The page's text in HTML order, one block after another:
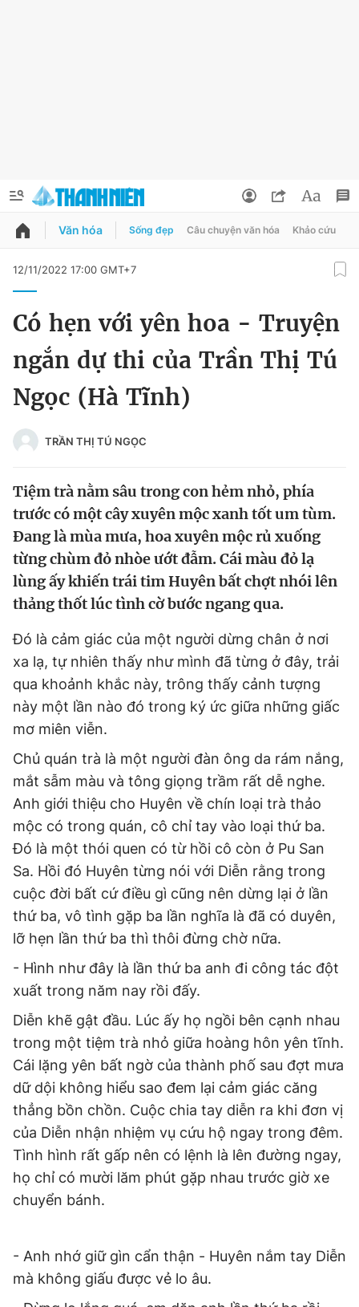
QUẢNG CÁO
Chuyên mục
Chuyên mục khác
Chào ngày mới Tin 24h
Video Magazine
Sản phẩm khác
Tiện ích Bạn cần biết
Thông tin tòa soạn Liên hệ quảng cáo
Đọc Thanh Niên trên điện thoại
Theo dõi báo trên
Hotline
0906 645 777
Liên hệ quảng cáo
0908 780 404
Quảng cáo Chính sách bảo
Phó tổng biên tập thường trực: Hải Thành
Phó tổng biên tập: Lâm Hiếu Dũng
Phó tổng biên tập: Trần Việt Hưng
Tổng thư ký tòa soạn: Đức Trung
Giấy phép xuất bản số 110/GP - BTTTT cấp ngày 24.3.2020
© 2003-2026 Bản quyền thuộc về Báo Thanh Niên. Cấm sao
chép dưới mọi hình thức nếu không có sự chấp thuận bằng văn
bản. Phát triển bởi ePi Technologies, JSC.
Đổi mật khẩu
Tin đã lưu
Tin đã xem
Đăng xuất
Văn hóa Sống đẹp Câu chuyện văn hóa Khảo cứu
12/11/2022 17:00 GMT+7
Có hẹn với yên hoa - Truyện
ngắn dự thi của Trần Thị Tú
Ngọc (Hà Tĩnh)
TRẦN THỊ TÚ NGỌC
Tiệm trà nằm sâu trong con hẻm nhỏ, phía
trước có một cây xuyên mộc xanh tốt um tùm.
Đang là mùa mưa, hoa xuyên mộc rủ xuống
từng chùm đỏ nhòe ướt đẫm. Cái màu đỏ lạ
lùng ấy khiến trái tim Huyên bất chợt nhói lên
thảng thốt lúc tình cờ bước ngang qua.
Đó là cảm giác của một người dừng chân ở nơi
xa lạ, tự nhiên thấy như mình đã từng ở đây, trải
qua khoảnh khắc này, trông thấy cảnh tượng
này một lần nào đó trong ký ức giữa những giấc
mơ miên viễn.
Chủ quán trà là một người đàn ông da rám nắng,
mắt sẫm màu và tông giọng trầm rất dễ nghe.
Anh giới thiệu cho Huyên về chín loại trà thảo
mộc có trong quán, cô chỉ tay vào loại thứ ba.
Đó là một thói quen có từ hồi cô còn ở Pu San
Sa. Hồi đó Huyên từng nói với Diễn rằng trong
cuộc đời bất cứ điều gì cũng nên dừng lại ở lần
thứ ba, vô tình gặp ba lần nghĩa là đã có duyên,
lỡ hẹn lần thứ ba thì thôi đừng chờ nữa.
- Hình như đây là lần thứ ba anh đi công tác đột
xuất trong năm nay rồi đấy.
Diễn khẽ gật đầu. Lúc ấy họ ngồi bên cạnh nhau
trong một tiệm trà nhỏ giữa hoàng hôn yên tĩnh.
Cái lặng yên bất ngờ của thành phố sau đợt mưa
dữ dội không hiểu sao đem lại cảm giác căng
thẳng bồn chồn. Cuộc chia tay diễn ra khi đơn vị
của Diễn nhận nhiệm vụ cứu hộ ngay trong đêm.
Tình hình rất gấp nên có lệnh là lên đường ngay,
họ chỉ có mười lăm phút gặp nhau trước giờ xe
chuyển bánh.
- Anh nhớ giữ gìn cẩn thận - Huyên nắm tay Diễn
mà không giấu được vẻ lo âu.